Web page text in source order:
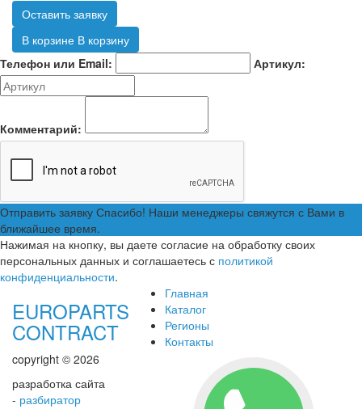
Оставить заявку
В корзине В корзину
Телефон или Email:
Артикул:
Комментарий:
Отправить заявку Спасибо! Наши менеджеры свяжутся с Вами в
ближайшее время.
Нажимая на кнопку, вы даете согласие на обработку своих
персональных данных и соглашаетесь с политикой
конфиденциальности.
EUROPARTS
CONTRACT
copyright © 2026
разработка сайта
- разбиратор
Главная
Каталог
Регионы
Контакты